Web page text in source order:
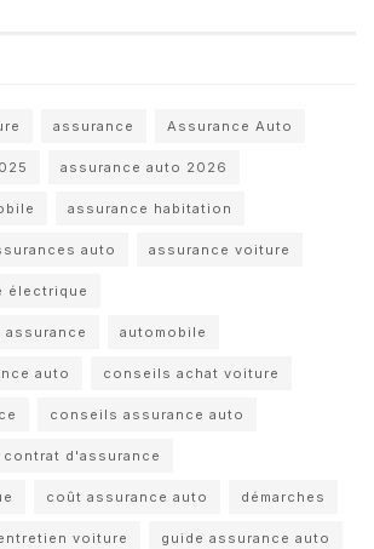
assurance Assurance Auto
assurance auto 2026
assurance habitation
auto assurance voiture
électrique
assurance automobile
auto conseils achat voiture
conseils assurance auto
contrat d'assurance
coût assurance auto démarches
voiture guide assurance auto